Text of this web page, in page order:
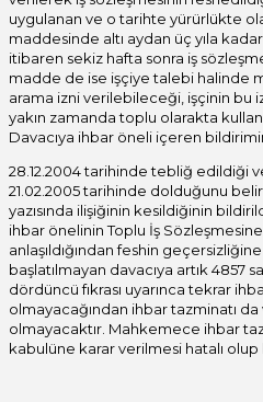
uygulanan ve o tarihte yürürlükte
maddesinde altı aydan üç yıla
itibaren sekiz hafta sonra iş
madde de ise işçiye talebi halinde
arama izni verilebileceği, işçinin bu
yakın zamanda toplu olarakta
Davacıya ihbar öneli içeren
28.12.2004 tarihinde tebliğ edildiği
21.02.2005 tarihinde dolduğunu
yazısında ilişiğinin kesildiğinin
ihbar önelinin Toplu İş Sözleşmesine
anlaşıldığından feshin
başlatılmayan davacıya artık 4857
dördüncü fıkrası uyarınca tekrar
olmayacağından ihbar tazminatı
olmayacaktır. Mahkemece ihbar
kabulüne karar verilmesi hatalı